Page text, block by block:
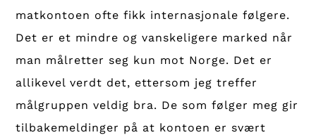
matkontoen ofte fikk internasjonale følgere.
Det er et mindre og vanskeligere marked når
man målretter seg kun mot Norge. Det er
allikevel verdt det, ettersom jeg treffer
målgruppen veldig bra. De som følger meg gir
tilbakemeldinger på at kontoen er svært